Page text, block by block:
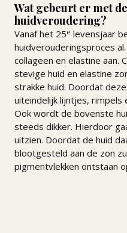
Wat gebeurt er met
huidveroudering?
Vanaf het 25e levensjaar
huidverouderingsproces
collageen en elastine aan.
stevige huid en elastine
strakke huid. Doordat
uiteindelijk lijntjes, rimpels
Ook wordt de bovenste
steeds dikker. Hierdoor
uitzien. Doordat de huid
blootgesteld aan de zon
pigmentvlekken ontstaan